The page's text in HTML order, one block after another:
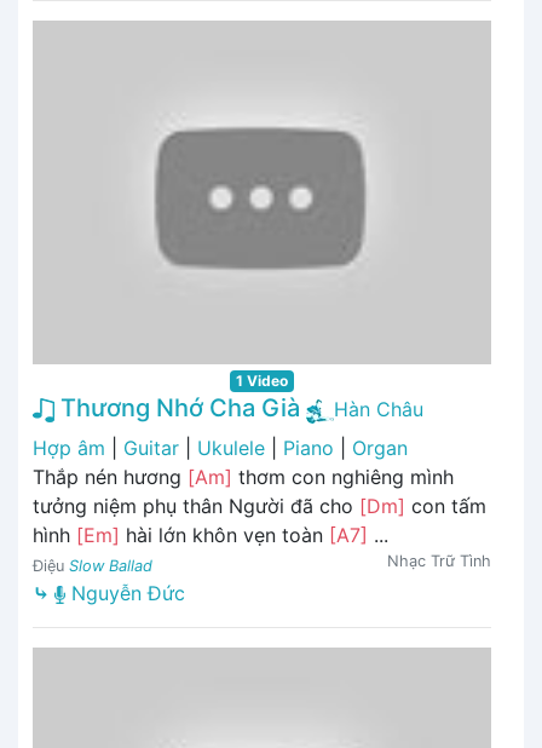
1 Video
Thương Nhớ Cha Già
Hàn Châu
Hợp âm
Guitar Ukulele Piano
Organ
Thắp nén hương [Am] thơm con nghiêng mình
tưởng niệm phụ thân Người đã cho [Dm] con tấm
hình [Em] hài lớn khôn vẹn toàn [A7] ...
Điệu Slow Ballad Nhạc Trữ Tình
⤷ Nguyễn Đức